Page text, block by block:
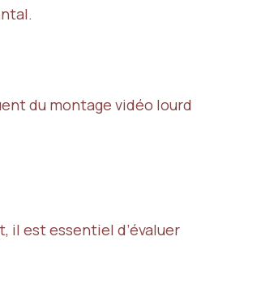
du montage vidéo lourd
il est essentiel d’évaluer